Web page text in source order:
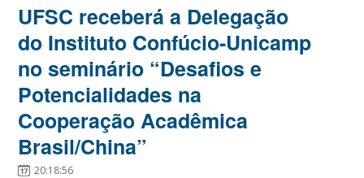
UFSC receberá a Delegação
do Instituto Confúcio-Unicamp
no seminário “Desafios e
Potencialidades na
Cooperação Acadêmica
Brasil/China”
20:18:56